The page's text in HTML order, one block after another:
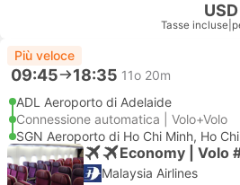
Tasse incluse
Più veloce
09:45 18:35 11o 20m
ADL Aeroporto di Adelaide
Connessione automatica | Volo+Volo
SGN Aeroporto di Ho Chi Minh, Ho
Economy | Volo
Malaysia Airlines